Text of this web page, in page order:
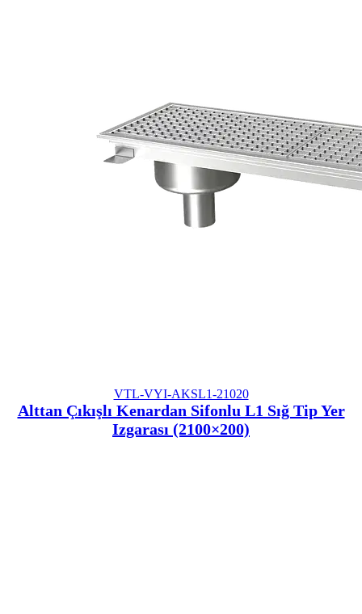
VTL-VYI-AKSL1-21020
Alttan Çıkışlı Kenardan Sifonlu L1 Sığ Tip Yer
Izgarası (2100×200)